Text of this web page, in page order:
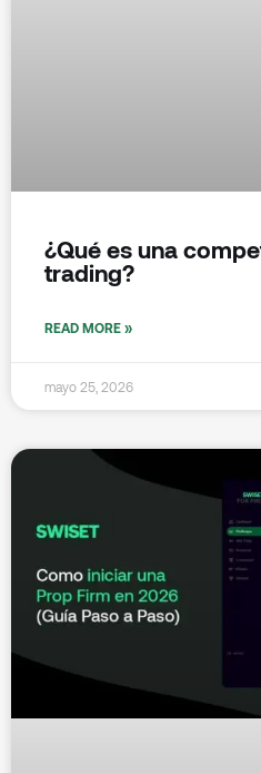
¿Qué es una
trading?
READ MORE »
mayo 25, 2026